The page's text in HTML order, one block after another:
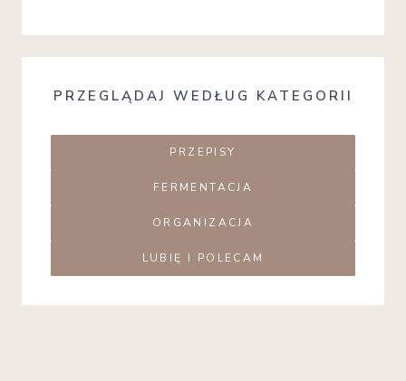
PRZEGLĄDAJ WEDŁUG KATEGORII
PRZEPISY
FERMENTACJA
ORGANIZACJA
LUBIĘ I POLECAM